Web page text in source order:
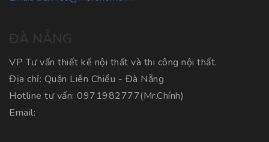
VP Tư vấn thiết kế nội thất và thi công nội thất.
Địa chỉ: Quận Liên Chiểu - Đà Nẵng
Hotline tư vấn: 0971982777(Mr.Chính)
Email: